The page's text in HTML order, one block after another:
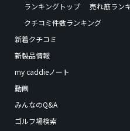
ランキングトップ
売れ筋ラン
クチコミ件数ランキング
新着クチコミ
新製品情報
my caddieノート
動画
みんなのQ&A
ゴルフ場検索